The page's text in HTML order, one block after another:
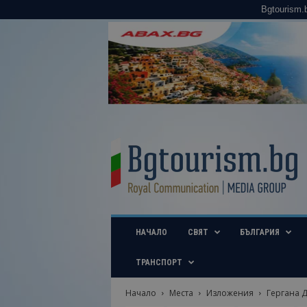
u
i
b
НАЧАЛО СВЯТ БЪЛГАРИЯ
ТРАНСПОРТ
Начало Места Изложения
Гергана